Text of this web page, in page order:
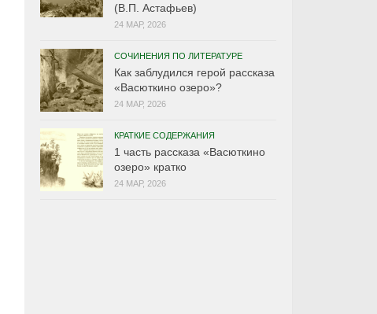
(В.П. Астафьев)
24 МАР, 2026
СОЧИНЕНИЯ ПО ЛИТЕРАТУРЕ
Как заблудился герой рассказа
«Васюткино озеро»?
24 МАР, 2026
КРАТКИЕ СОДЕРЖАНИЯ
1 часть рассказа «Васюткино
озеро» кратко
24 МАР, 2026